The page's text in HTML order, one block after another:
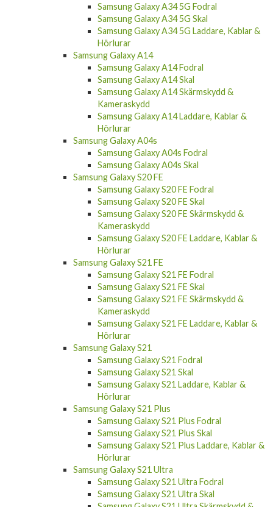
Samsung Galaxy A34 5G Fodral
Samsung Galaxy A34 5G Skal
Samsung Galaxy A34 5G Laddare, Kablar &
Hörlurar
Samsung Galaxy A14
Samsung Galaxy A14 Fodral
Samsung Galaxy A14 Skal
Samsung Galaxy A14 Skärmskydd &
Kameraskydd
Samsung Galaxy A14 Laddare, Kablar &
Hörlurar
Samsung Galaxy A04s
Samsung Galaxy A04s Fodral
Samsung Galaxy A04s Skal
Samsung Galaxy S20 FE
Samsung Galaxy S20 FE Fodral
Samsung Galaxy S20 FE Skal
Samsung Galaxy S20 FE Skärmskydd &
Kameraskydd
Samsung Galaxy S20 FE Laddare, Kablar &
Hörlurar
Samsung Galaxy S21 FE
Samsung Galaxy S21 FE Fodral
Samsung Galaxy S21 FE Skal
Samsung Galaxy S21 FE Skärmskydd &
Kameraskydd
Samsung Galaxy S21 FE Laddare, Kablar &
Hörlurar
Samsung Galaxy S21
Samsung Galaxy S21 Fodral
Samsung Galaxy S21 Skal
Samsung Galaxy S21 Laddare, Kablar &
Hörlurar
Samsung Galaxy S21 Plus
Samsung Galaxy S21 Plus Fodral
Samsung Galaxy S21 Plus Skal
Samsung Galaxy S21 Plus Laddare, Kablar &
Hörlurar
Samsung Galaxy S21 Ultra
Samsung Galaxy S21 Ultra Fodral
Samsung Galaxy S21 Ultra Skal